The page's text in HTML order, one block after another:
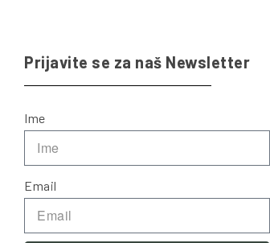
Prijavite se za naš Newsletter
Ime
Email